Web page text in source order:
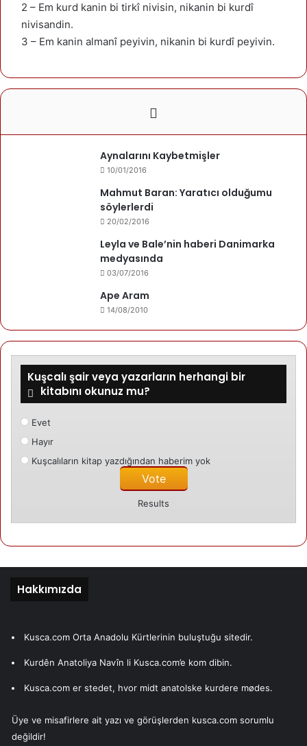
2 – Em kurd kanin bi tirkî nivisin, nikanin bi kurdî
nivisandin.
3 – Em kanin almanî peyivin, nikanin bi kurdî peyivin.
Aynalarını Kaybetmişler
10/01/2016
Mahmut Baran: Yaratıcı olduğumu
söylerlerdi
20/02/2016
Leyla ve Bale’nin haberi Danimarka
medyasında
03/07/2016
Ape Aram
14/08/2010
Kuşcalı şair veya yazarların herhangi bir
kitabını okunuz mu?
Evet
Hayır
Kuşcalıların kitap yazdığından haberim yok
Results
Hakkımızda
Kusca.com Orta Anadolu Kürtlerinin buluştuğu sitedir.
Kurdên Anatoliya Navîn li Kusca.com’e kom dibin.
Kusca.com er stedet, hvor midt anatolske kurdere mødes.
Üye ve misafirlere ait yazı ve görüşlerden kusca.com sorumlu
değildir!